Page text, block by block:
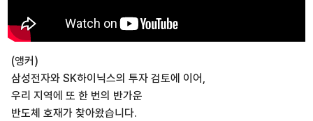
(앵커)
삼성전자와 SK하이닉스의 투자 검토에 이어,
우리 지역에 또 한 번의 반가운
반도체 호재가 찾아왔습니다.